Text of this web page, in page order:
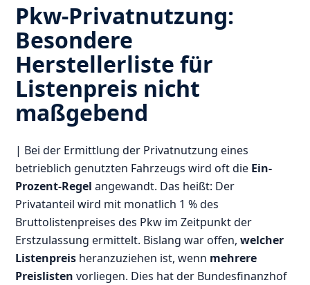
Pkw-Privatnutzung:
Besondere
Herstellerliste für
Listenpreis nicht
maßgebend
| Bei der Ermittlung der Privatnutzung eines
betrieblich genutzten Fahrzeugs wird oft die Ein-
Prozent-Regel angewandt. Das heißt: Der
Privatanteil wird mit monatlich 1 % des
Bruttolistenpreises des Pkw im Zeitpunkt der
Erstzulassung ermittelt. Bislang war offen,welcher
Listenpreis heranzuziehen ist, wenn mehrere
Preislisten vorliegen. Dies hat der Bundesfinanzhof